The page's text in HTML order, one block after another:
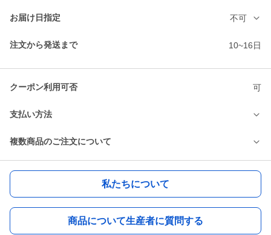
お届け日指定 不可
注文から発送まで 10~16日
クーポン利用可否 可
支払い方法
複数商品のご注文について
私たちについて
商品について生産者に質問する